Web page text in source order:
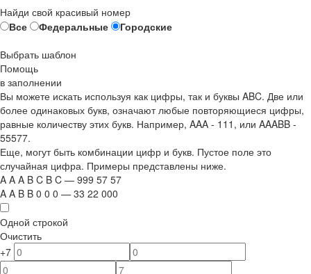
Найди свой красивый номер
Все
Федеральные
Городские
Выбрать шаблон
Помощь
в заполнении
Вы можете искать используя как цифры, так и буквы ABC. Две или
более одинаковых букв, означают любые повторяющиеся цифры,
равные количеству этих букв. Например, AAA - 111 , или AAABB -
55577.
Еще, могут быть комбинации цифр и букв. Пустое поле это
случайная цифра. Примеры представлены ниже.
A A A B C B C — 999 57 57
A A B B 0 0 0 — 33 22 000
Одной строкой
Очистить
+7